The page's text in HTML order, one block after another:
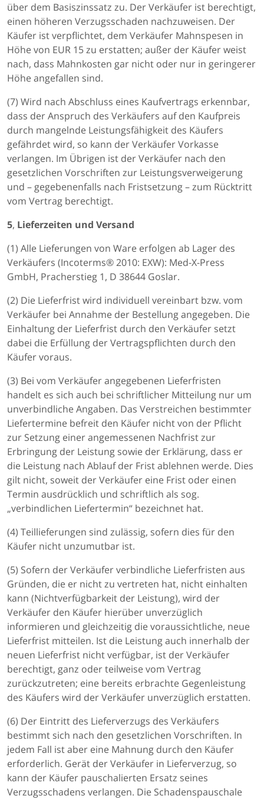
über dem Basiszinssatz zu. Der Verkäufer ist berechtigt,
einen höheren Verzugsschaden nachzuweisen. Der
Käufer ist verpflichtet, dem Verkäufer Mahnspesen in
Höhe von EUR 15 zu erstatten; außer der Käufer weist
nach, dass Mahnkosten gar nicht oder nur in geringerer
Höhe angefallen sind.
(7) Wird nach Abschluss eines Kaufvertrags erkennbar,
dass der Anspruch des Verkäufers auf den Kaufpreis
durch mangelnde Leistungsfähigkeit des Käufers
gefährdet wird, so kann der Verkäufer Vorkasse
verlangen. Im Übrigen ist der Verkäufer nach den
gesetzlichen Vorschriften zur Leistungsverweigerung
und – gegebenenfalls nach Fristsetzung – zum Rücktritt
vom Vertrag berechtigt.
5, Lieferzeiten und Versand
(1) Alle Lieferungen von Ware erfolgen ab Lager des
Verkäufers (Incoterms® 2010: EXW): Med-X-Press
GmbH, Pracherstieg 1, D 38644 Goslar.
(2) Die Lieferfrist wird individuell vereinbart bzw. vom
Verkäufer bei Annahme der Bestellung angegeben. Die
Einhaltung der Lieferfrist durch den Verkäufer setzt
dabei die Erfüllung der Vertragspflichten durch den
Käufer voraus.
(3) Bei vom Verkäufer angegebenen Lieferfristen
handelt es sich auch bei schriftlicher Mitteilung nur um
unverbindliche Angaben. Das Verstreichen bestimmter
Liefertermine befreit den Käufer nicht von der Pflicht
zur Setzung einer angemessenen Nachfrist zur
Erbringung der Leistung sowie der Erklärung, dass er
die Leistung nach Ablauf der Frist ablehnen werde. Dies
gilt nicht, soweit der Verkäufer eine Frist oder einen
Termin ausdrücklich und schriftlich als sog.
„verbindlichen Liefertermin“ bezeichnet hat.
(4) Teillieferungen sind zulässig, sofern dies für den
Käufer nicht unzumutbar ist.
(5) Sofern der Verkäufer verbindliche Lieferfristen aus
Gründen, die er nicht zu vertreten hat, nicht einhalten
kann (Nichtverfügbarkeit der Leistung), wird der
Verkäufer den Käufer hierüber unverzüglich
informieren und gleichzeitig die voraussichtliche, neue
Lieferfrist mitteilen. Ist die Leistung auch innerhalb der
neuen Lieferfrist nicht verfügbar, ist der Verkäufer
berechtigt, ganz oder teilweise vom Vertrag
zurückzutreten; eine bereits erbrachte Gegenleistung
des Käufers wird der Verkäufer unverzüglich erstatten.
(6) Der Eintritt des Lieferverzugs des Verkäufers
bestimmt sich nach den gesetzlichen Vorschriften. In
jedem Fall ist aber eine Mahnung durch den Käufer
erforderlich. Gerät der Verkäufer in Lieferverzug, so
kann der Käufer pauschalierten Ersatz seines
Verzugsschadens verlangen. Die Schadenspauschale